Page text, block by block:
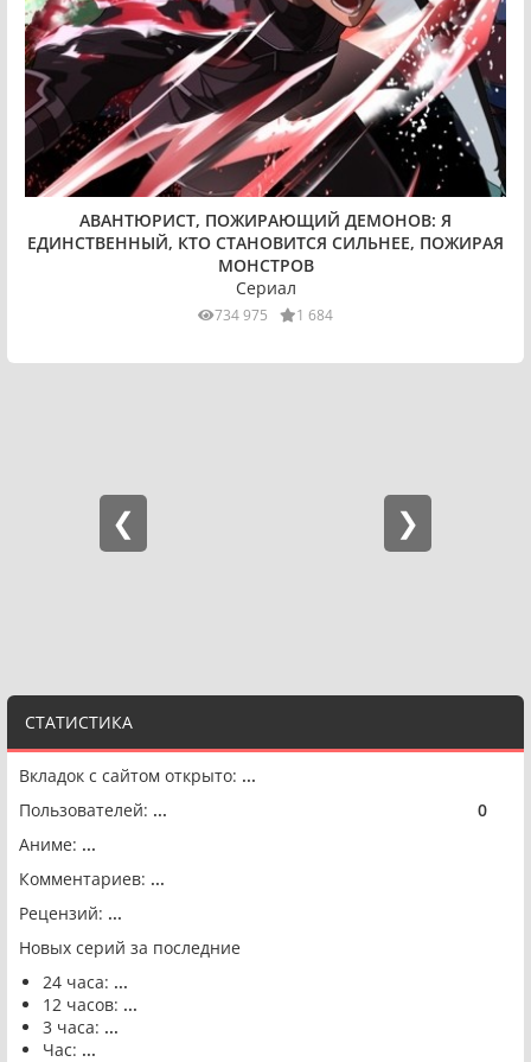
СТАТИСТИКА
Вкладок с сайтом открыто: ...
Пользователей: ... 0
Аниме: ...
Комментариев: ...
Рецензий: ...
Новых серий за последние
24 часа: ...
12 часов: ...
3 часа: ...
Час: ...
АВАНТЮРИСТ, ПОЖИРАЮЩИЙ ДЕМОНОВ: Я
ЕДИНСТВЕННЫЙ, КТО СТАНОВИТСЯ СИЛЬНЕЕ, ПОЖИРАЯ
МОНСТРОВ
Сериал
734 975 1 684